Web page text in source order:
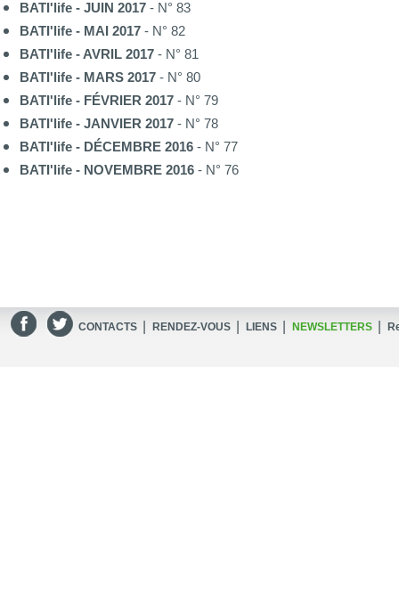
BATI'life - JUIN 2017 - N° 83
BATI'life - MAI 2017 - N° 82
BATI'life - AVRIL 2017 - N° 81
BATI'life - MARS 2017 - N° 80
BATI'life - FÉVRIER 2017 - N° 79
BATI'life - JANVIER 2017 - N° 78
BATI'life - DÉCEMBRE 2016 - N° 77
BATI'life - NOVEMBRE 2016 - N° 76
CONTACTS RENDEZ-VOUS LIENS NEWSLETTERS